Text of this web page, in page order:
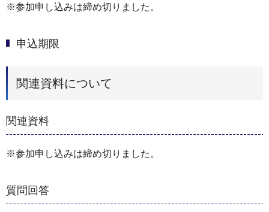
※参加申し込みは締め切りました。
申込期限
関連資料について
関連資料
※参加申し込みは締め切りました。
質問回答